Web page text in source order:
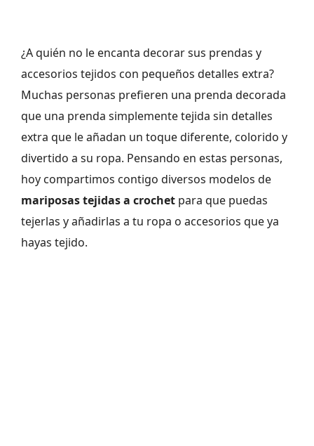
¿A quién no le encanta decorar sus prendas y
accesorios tejidos con pequeños detalles extra?
Muchas personas prefieren una prenda decorada
que una prenda simplemente tejida sin detalles
extra que le añadan un toque diferente, colorido y
divertido a su ropa. Pensando en estas personas,
hoy compartimos contigo diversos modelos de
mariposas tejidas a crochet para que puedas
tejerlas y añadirlas a tu ropa o accesorios que ya
hayas tejido.